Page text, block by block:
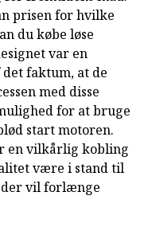
prisen for hvilke
du købe løse
var en
faktum, at de
med disse
for at bruge
start motoren.
en vilkårlig kobling
være i stand til
der vil forlænge